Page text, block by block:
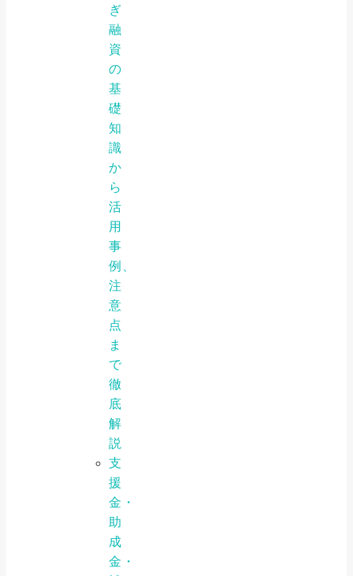
ぎ
融
資
の
基
礎
知
識
か
ら
活
用
事
例、
注
意
点
ま
で
徹
底
解
説
支
援
金・
助
成
金・